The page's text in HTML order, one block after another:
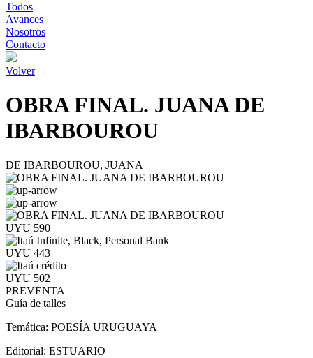
Todos
Avances
Nosotros
Contacto
Volver
OBRA FINAL. JUANA DE
IBARBOUROU
DE IBARBOUROU, JUANA
UYU 590
UYU 443
UYU 502
PREVENTA
Guía de talles
Temática: POESÍA URUGUAYA
Editorial: ESTUARIO